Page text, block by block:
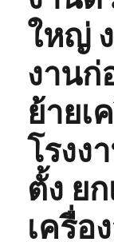
ใหญ่
งานก่
ย้ายเ
โรงง
ตั้ง ย
เครื่อ